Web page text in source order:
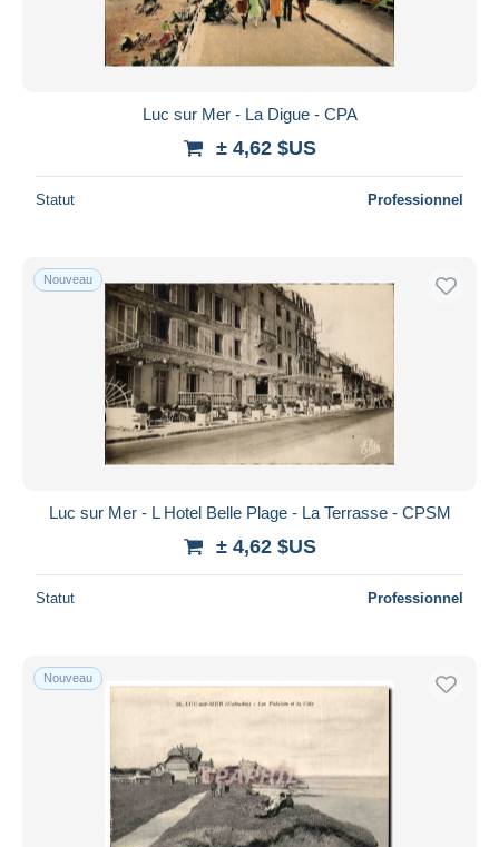
Luc sur Mer - La Digue - CPA
± 4,62 $US
Statut Professionnel
Nouveau
Luc sur Mer - L Hotel Belle Plage - La Terrasse - CPSM
± 4,62 $US
Statut Professionnel
Nouveau